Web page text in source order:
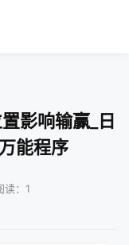
影响输赢_日
能程序
：1